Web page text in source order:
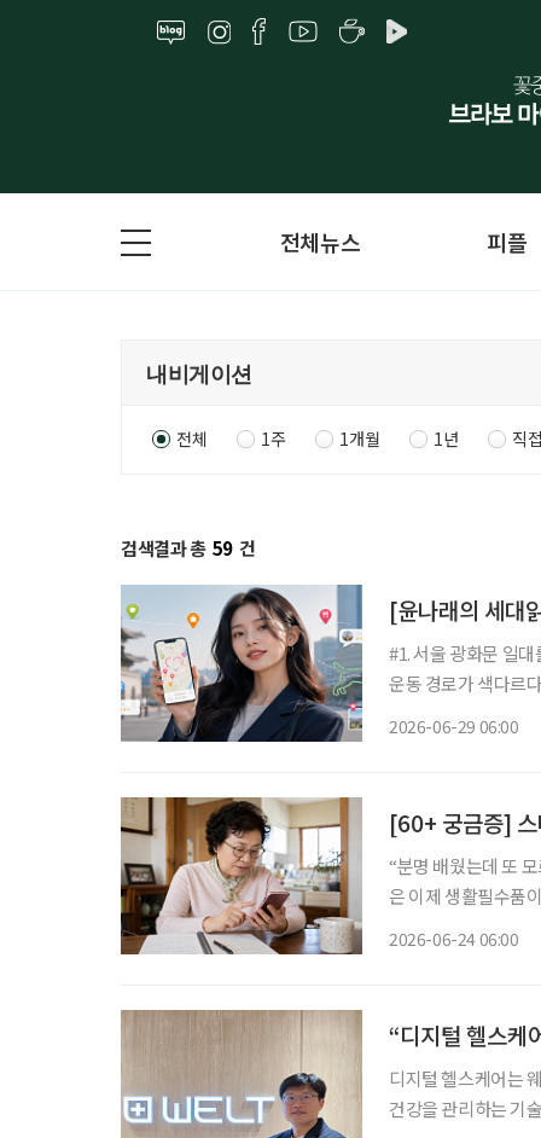
전체뉴스 피플
전체 1주 1개월 1년 직
검색결과 총 59 건
[윤나래의 세대
#1. 서울 광화문 일
운동 경로가 색다르
2026-06-29 06:00
[60+ 궁금증] 스
“분명 배웠는데 또 모
은 이제 생활필수품
2026-06-24 06:00
“디지털 헬스케
디지털 헬스케어는
건강을 관리하는 기